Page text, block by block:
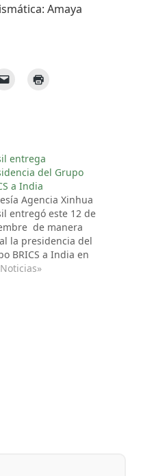
Amaya
entrega
del Grupo
a India
Agencia Xinhua
entregó este 12 de
de manera
la presidencia del
BRICS a India en
de la 4ª Reunión